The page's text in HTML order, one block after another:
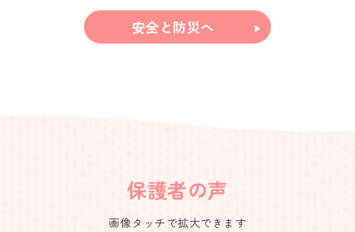
安全と防災へ
保護者の声
画像タッチで拡大できます